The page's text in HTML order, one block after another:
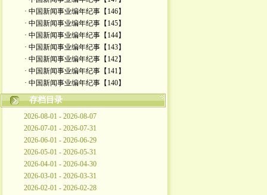
· 中国新闻事业编年纪事【146】
· 中国新闻事业编年纪事【145】
· 中国新闻事业编年纪事【144】
· 中国新闻事业编年纪事【143】
· 中国新闻事业编年纪事【142】
· 中国新闻事业编年纪事【141】
· 中国新闻事业编年纪事【140】
存档目录
2026-08-01 - 2026-08-07
2026-07-01 - 2026-07-31
2026-06-01 - 2026-06-29
2026-05-01 - 2026-05-31
2026-04-01 - 2026-04-30
2026-03-01 - 2026-03-31
2026-02-01 - 2026-02-28